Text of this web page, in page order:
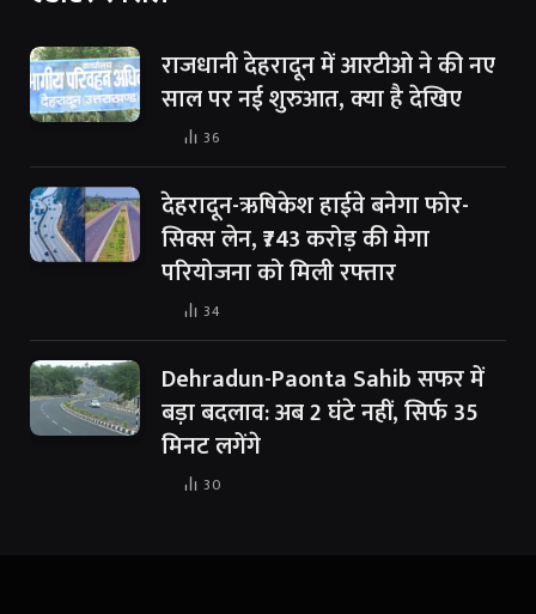
राजधानी देहरादून में आरटीओ ने की नए
साल पर नई शुरुआत, क्या है देखिए
36
देहरादून-ऋषिकेश हाईवे बनेगा फोर-
सिक्स लेन, ₹743 करोड़ की मेगा
परियोजना को मिली रफ्तार
34
Dehradun-Paonta Sahib सफर में
बड़ा बदलाव: अब 2 घंटे नहीं, सिर्फ 35
मिनट लगेंगे
30